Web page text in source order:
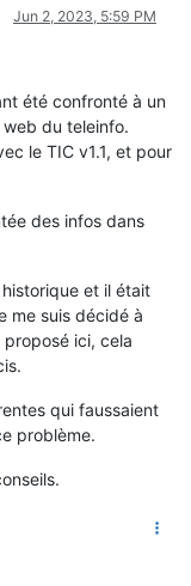
Jun 2, 2023, 5:59 PM
été confronté à un
du teleinfo.
le TIC v1.1, et pour
des infos dans
et il était
me suis décidé à
ici, cela
qui faussaient
problème.